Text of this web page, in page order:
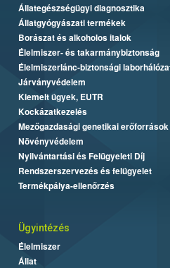
Állategészségügyi diagnosztika
Állatgyógyászati termékek
Borászat és alkoholos italok
Élelmiszer- és takarmánybiztonság
Élelmiszerlánc-biztonsági
Járványvédelem
Kiemelt ügyek, EUTR
Kockázatkezelés
Mezőgazdasági genetikai erőforrások
Növényvédelem
Nyilvántartási és Felügyeleti Díj
Rendszerszervezés és felügyelet
Termékpálya-ellenőrzés
Ügyintézés
Élelmiszer
Állat